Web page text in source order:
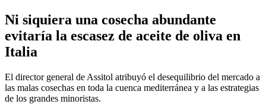
Ni siquiera una cosecha abundante
evitaría la escasez de aceite de oliva en
Italia
El director general de Assitol atribuyó el desequilibrio del mercado a
las malas cosechas en toda la cuenca mediterránea y a las estrategias
de los grandes minoristas.